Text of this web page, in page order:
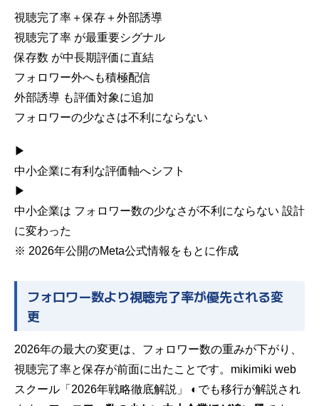
視聴完了率＋保存＋外部誘導
視聴完了率 が最重要シグナル
保存数 が中長期評価に直結
フォロワー外へも積極配信
外部誘導 も評価対象に追加
フォロワーの少なさは不利にならない
▶
中小企業に有利な評価軸へシフト
▶
中小企業は フォロワー数の少なさが不利にならない 設計
に変わった
※ 2026年公開のMeta公式情報をもとに作成
フォロワー数より視聴完了率が優先される変
更
2026年の最大の変更は、フォロワー数の重みが下がり、
視聴完了率と保存が前面に出たことです。 mikimiki web
スクール「2026年戦略徹底解説」 ◐ でも移行が解説され